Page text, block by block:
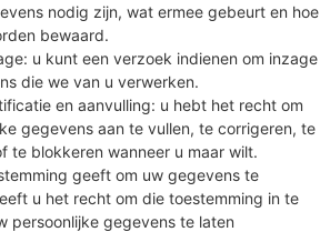
nodig zijn, wat ermee gebeurt en hoe
bewaard.
u kunt een verzoek indienen om inzage
die we van u verwerken.
en aanvulling: u hebt het recht om
gegevens aan te vullen, te corrigeren, te
te blokkeren wanneer u maar wilt.
geeft om uw gegevens te
u het recht om die toestemming in te
persoonlijke gegevens te laten